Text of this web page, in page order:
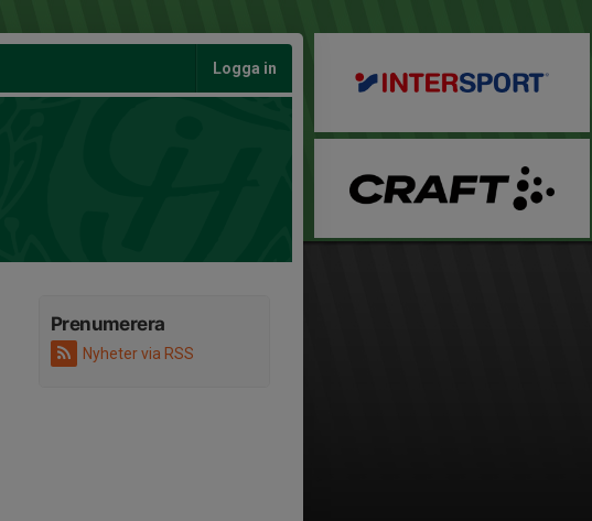
Logga in
Prenumerera
Nyheter via RSS